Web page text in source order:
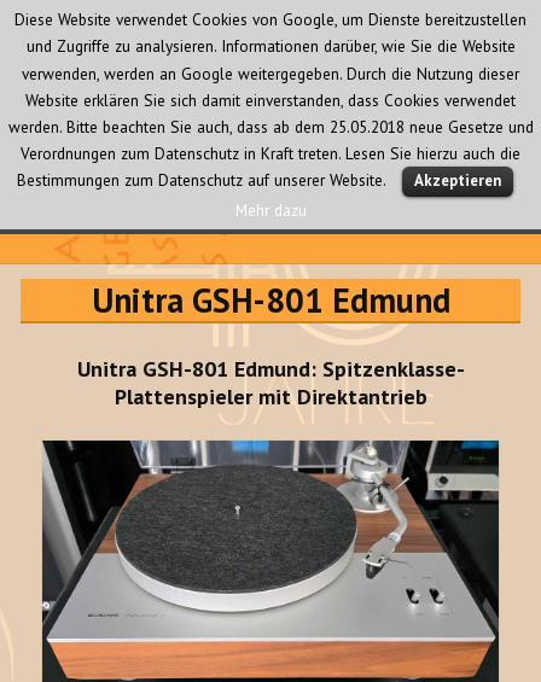
Audio Creativ
MENÜ
UND
Unitra GSH-801 Edmund
Unitra GSH-801 Edmund: Spitzenklasse-
Plattenspieler mit Direktantrieb
Diese Website verwendet Cookies von Google, um Dienste bereitzustellen
und Zugriffe zu analysieren. Informationen darüber, wie Sie die Website
verwenden, werden an Google weitergegeben. Durch die Nutzung dieser
Website erklären Sie sich damit einverstanden, dass Cookies verwendet
werden. Bitte beachten Sie auch, dass ab dem 25.05.2018 neue Gesetze und
Verordnungen zum Datenschutz in Kraft treten. Lesen Sie hierzu auch die
Bestimmungen zum Datenschutz auf unserer Website.
Akzeptieren
Mehr dazu